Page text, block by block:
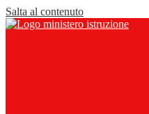
Salta al contenuto